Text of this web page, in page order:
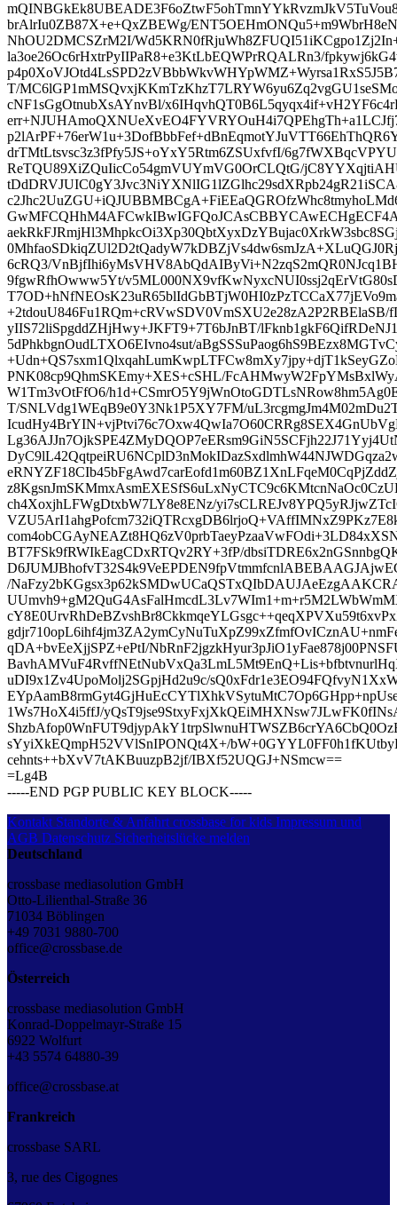
brAlrIu0ZB87X+e+QxZBEWg/
NhOU2DMCSZrM2I/
la3oe26Oc6rHxtrPyIIPaR8+e3KtLbEQWPrRQALRn3/
T/
cNF1sGgOtnubXsAYnvBl/
drTMtLtsvsc3z3fPfy5JS+oYxY5Rtm6ZSUxfvfI/
ReTQU89XiZQuIicCo54gmVUYmVG0OrCLQtG/
6cRQ3/
9fgwRfhOwww5Yt/
+2tdouU846Fu1RQm+cRVwSDV0VmSXU2e28zA2P2RBElaSB/
yIIS72liSpgddZHjHwy+JKFT9+7T6bJnBT/
5dPhkbgnOudLTXO6EIvno4sut/
PNK08cp9QhmSKEmy+XES+cSHL/
W1Tm3vOtFfO6/
T/SNLVdg1WEqB9e0Y3Nk1P5XY7FM/
ch4XoxjhLFWgDtxbW7LY8e8ENz/
BT7FSk9fRWIkEagCDxRTQv2RY+3fP/
/
qDA+bvEeXjjSPZ+ePtI/
uDI9x1Zv4UpoMolj2SGpjHd2u9c/
1Ws7HoX4i5ffJ/
sYyiXkEQmpH52VVlSnIPONQt4X+/
cehnts++bXvV7tAKBuuzpB2jf/IBXf52UQGJ+NSmcw==
=Lg4B
-----END PGP PUBLIC KEY BLOCK-----
Kontakt Standorte & Anfahrt crossbase for kids Impressum und
AGB Datenschutz Sicherheitslücke melden
Deutschland
crossbase mediasolution GmbH
Otto-Lilienthal-Straße 36
71034 Böblingen
+49 7031 9880-700
office@crossbase.de
Österreich
crossbase mediasolution GmbH
Konrad-Doppelmayr-Straße 15
6922 Wolfurt
+43 5574 64880-39
office@crossbase.at
Frankreich
crossbase SARL
3, rue des Cigognes